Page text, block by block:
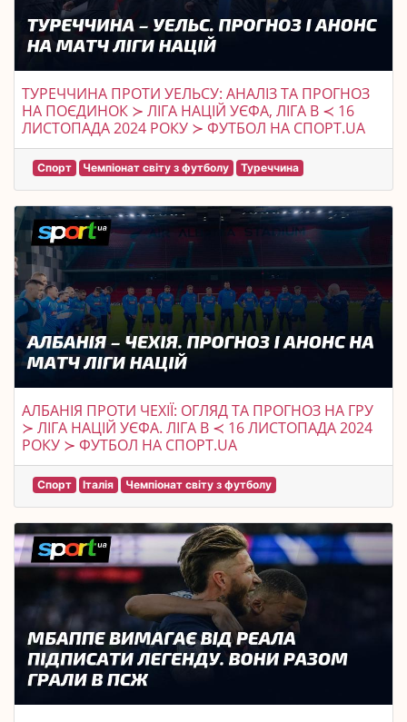
ТУРЕЧЧИНА ПРОТИ УЕЛЬСУ: АНАЛІЗ ТА ПРОГНОЗ
НА ПОЄДИНОК ≻ ЛІГА НАЦІЙ УЄФА, ЛІГА B ≺ 16
ЛИСТОПАДА 2024 РОКУ ≻ ФУТБОЛ НА СПОРТ.UA
Спорт Чемпіонат світу з футболу Туреччина
АЛБАНІЯ ПРОТИ ЧЕХІЇ: ОГЛЯД ТА ПРОГНОЗ НА ГРУ
≻ ЛІГА НАЦІЙ УЄФА. ЛІГА B ≺ 16 ЛИСТОПАДА 2024
РОКУ ≻ ФУТБОЛ НА СПОРТ.UA
Спорт Італія Чемпіонат світу з футболу